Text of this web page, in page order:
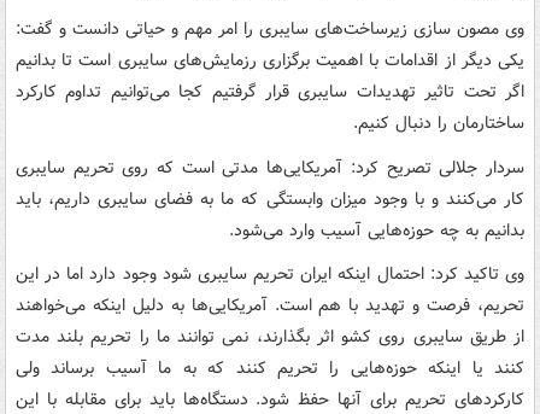
وی مصون سازی زیرساخت‌های سایبری را امر مهم و حیاتی دانست و گفت:
یکی دیگر از اقدامات با اهمیت برگزاری رزمایش‌های سایبری است تا بدانیم
اگر تحت تاثیر تهدیدات سایبری قرار گرفتیم کجا می‌توانیم تداوم کارکرد
ساختارمان را دنبال کنیم.
سردار جلالی تصریح کرد: آمریکایی‌ها مدتی است که روی تحریم سایبری
کار می‌کنند و با وجود میزان وابستگی که ما به فضای سایبری داریم، باید
بدانیم به چه حوزه‌هایی آسیب وارد می‌شود.
وی تاکید کرد: احتمال اینکه ایران تحریم سایبری شود وجود دارد اما در این
تحریم، فرصت و تهدید با هم است. آمریکایی‌ها به دلیل اینکه می‌خواهند
از طریق سایبری روی کشو اثر بگذارند، نمی توانند ما را تحریم بلند مدت
کنند یا اینکه حوزه‌هایی را تحریم کنند که به ما آسیب برساند ولی
کارکردهای تحریم برای آنها حفظ شود. دستگاه‌ها باید برای مقابله با این